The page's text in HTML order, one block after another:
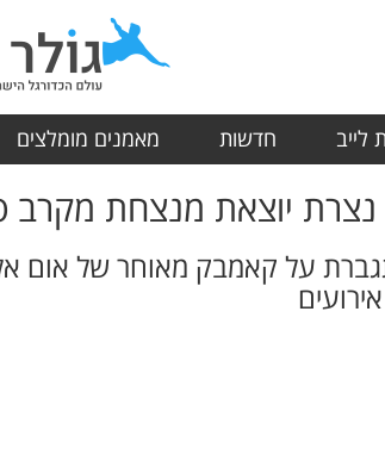
לייב חדשות מאמנים מומלצים
נצרת יוצאת מנצחת